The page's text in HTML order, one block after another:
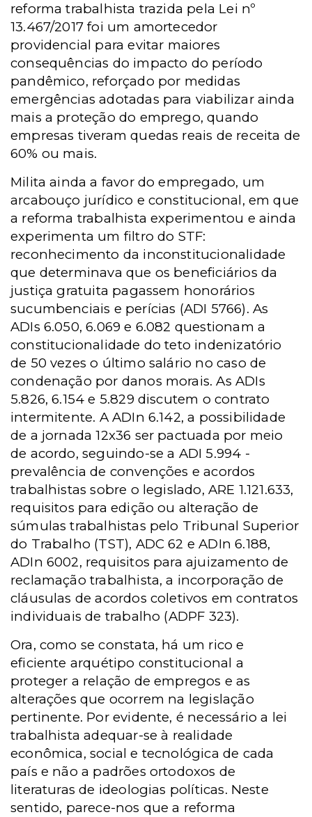
reforma trabalhista trazida pela Lei nº
13.467/2017 foi um amortecedor
providencial para evitar maiores
consequências do impacto do período
pandêmico, reforçado por medidas
emergências adotadas para viabilizar ainda
mais a proteção do emprego, quando
empresas tiveram quedas reais de receita de
60% ou mais.
Milita ainda a favor do empregado, um
arcabouço jurídico e constitucional, em que
a reforma trabalhista experimentou e ainda
experimenta um filtro do STF:
reconhecimento da inconstitucionalidade
que determinava que os beneficiários da
justiça gratuita pagassem honorários
sucumbenciais e perícias (ADI 5766). As
ADIs 6.050, 6.069 e 6.082 questionam a
constitucionalidade do teto indenizatório
de 50 vezes o último salário no caso de
condenação por danos morais. As ADIs
5.826, 6.154 e 5.829 discutem o contrato
intermitente. A ADIn 6.142, a possibilidade
de a jornada 12x36 ser pactuada por meio
de acordo, seguindo-se a ADI 5.994 -
prevalência de convenções e acordos
trabalhistas sobre o legislado, ARE 1.121.633,
requisitos para edição ou alteração de
súmulas trabalhistas pelo Tribunal Superior
do Trabalho (TST), ADC 62 e ADIn 6.188,
ADIn 6002, requisitos para ajuizamento de
reclamação trabalhista, a incorporação de
cláusulas de acordos coletivos em contratos
individuais de trabalho (ADPF 323).
Ora, como se constata, há um rico e
eficiente arquétipo constitucional a
proteger a relação de empregos e as
alterações que ocorrem na legislação
pertinente. Por evidente, é necessário a lei
trabalhista adequar-se à realidade
econômica, social e tecnológica de cada
país e não a padrões ortodoxos de
literaturas de ideologias políticas. Neste
sentido, parece-nos que a reforma